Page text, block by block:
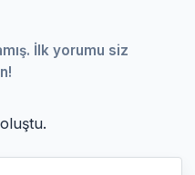
İlk yorumu siz